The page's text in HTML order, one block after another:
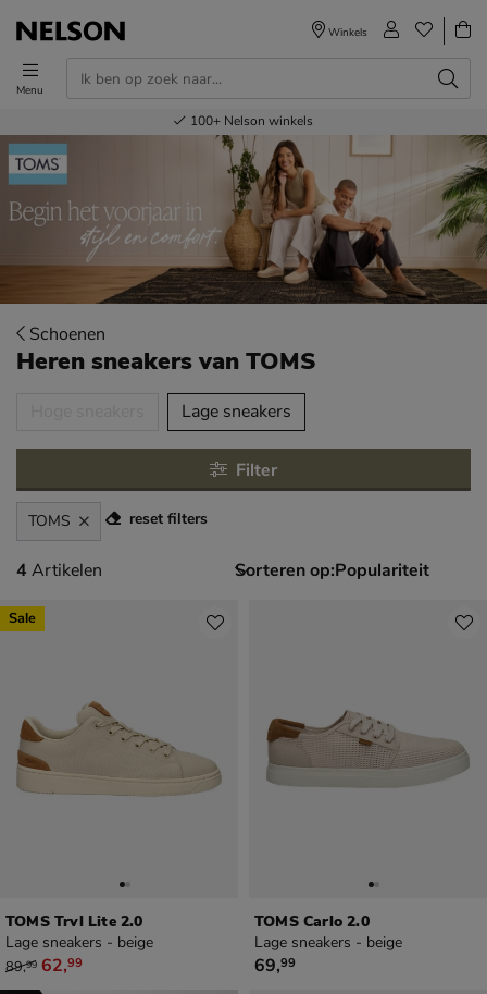
Menu
Winkels
Voor 23.00u besteld,volgende dag in huis
Gratisverzending en retour
Bestel nu,betaal later
100+ Nelson winkels
Schoenen
Heren sneakersvan TOMS
Lage sneakers
Filter
TOMS reset filters
4 artikelen
4 Artikelen Sorteren op:
TOMS Trvl Lite 2.0
Lage sneakers - beige
van € 89,99 voor € 62,99
89,99 62,99
Sale
TOMS Carlo 2.0
Lage sneakers - beige
€ 69,99
69,99